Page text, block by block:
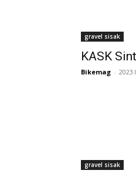
gravel sisak
KASK
Bikemag -
gravel sisak